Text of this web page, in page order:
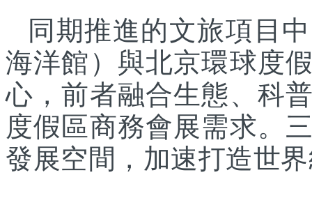
同期推進的文旅項目
海洋館）與北京環球度
心，前者融合生態、科
度假區商務會展需求。
發展空間，加速打造世